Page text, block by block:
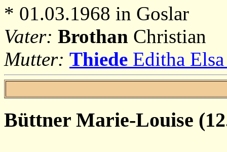
* 01.03.1968 in Goslar
Vater: Brothan Christian
Mutter: Thiede Editha
Büttner Marie-Louise